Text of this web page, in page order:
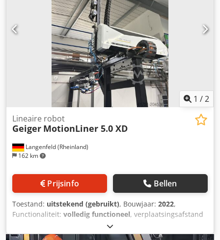
mm Slag Z-as: 2500 mm Interface: EM 67
1 /2
Langenfeld (Rheinland)
162 km
Lineaire robot
Geiger MotionLiner 5.0 XD
Prijsinfo Bellen
Toestand: uitstekend (gebruikt), Bouwjaar: 2022,
Functionaliteit: volledig functioneel, verplaatsingsafstand
, verplaatsing Y-as:
verplaatsingsafstand Z-as:1.600 mm, Geiger MotionLiner